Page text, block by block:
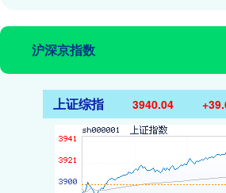
沪深京指数
上证综指 3940.04